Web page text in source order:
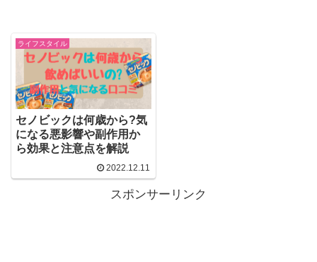
ライフスタイル
セノビックは何歳から?気
になる悪影響や副作用か
ら効果と注意点を解説
2022.12.11
スポンサーリンク